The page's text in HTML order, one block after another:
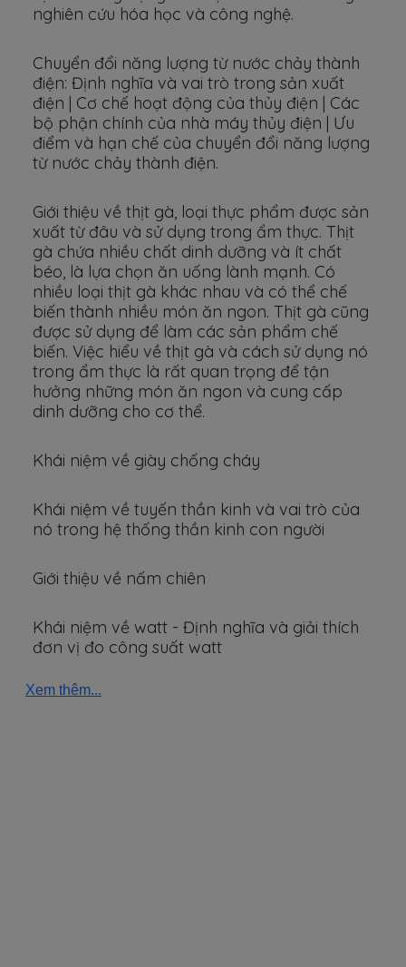
nghiên cứu hóa học và công nghệ.
Chuyển đổi năng lượng từ nước chảy thành
điện: Định nghĩa và vai trò trong sản xuất
điện | Cơ chế hoạt động của thủy điện | Các
bộ phận chính của nhà máy thủy điện | Ưu
điểm và hạn chế của chuyển đổi năng lượng
từ nước chảy thành điện.
Giới thiệu về thịt gà, loại thực phẩm được sản
xuất từ đâu và sử dụng trong ẩm thực. Thịt
gà chứa nhiều chất dinh dưỡng và ít chất
béo, là lựa chọn ăn uống lành mạnh. Có
nhiều loại thịt gà khác nhau và có thể chế
biến thành nhiều món ăn ngon. Thịt gà cũng
được sử dụng để làm các sản phẩm chế
biến. Việc hiểu về thịt gà và cách sử dụng nó
trong ẩm thực là rất quan trọng để tận
hưởng những món ăn ngon và cung cấp
dinh dưỡng cho cơ thể.
Khái niệm về giày chống cháy
Khái niệm về tuyến thần kinh và vai trò của
nó trong hệ thống thần kinh con người
Giới thiệu về nấm chiên
Khái niệm về watt - Định nghĩa và giải thích
đơn vị đo công suất watt
Xem thêm...